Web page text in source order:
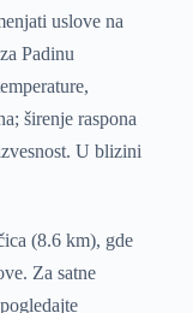
uslove na
Padinu
širenje raspona
U blizini
(8.6 km), gde
Za satne